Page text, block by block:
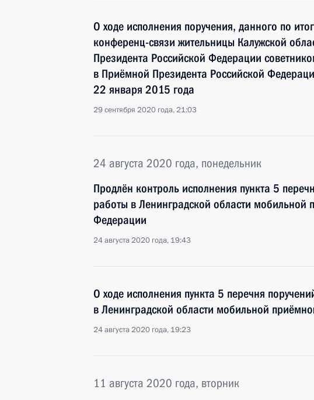
О ходе исполнения поручения, данного по
конференц-связи жительницы Калужской
Президента Российской Федерации
в Приёмной Президента Российской
22 января 2015 года
29 сентября 2020 года, 21:03
24 августа 2020 года, понедельник
Продлён контроль исполнения пункта 5
работы в Ленинградской области мобильной
Федерации
24 августа 2020 года, 19:43
О ходе исполнения пункта 5 перечня
в Ленинградской области мобильной
24 августа 2020 года, 19:23
11 августа 2020 года, вторник